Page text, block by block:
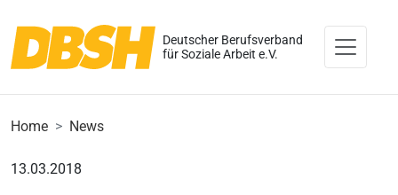
Deutscher Berufsverband
für Soziale Arbeit e.V.
Home News
13.03.2018